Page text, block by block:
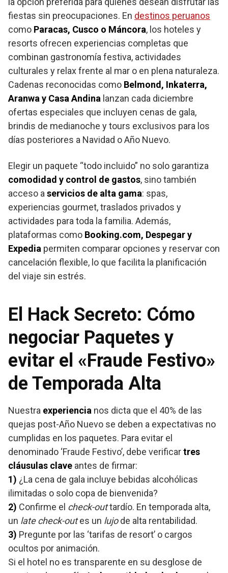
fiestas sin preocupaciones. En destinos peruanos
como Paracas, Cusco o Máncora, los hoteles y
resorts ofrecen experiencias completas que
combinan gastronomía festiva, actividades
culturales y relax frente al mar o en plena naturaleza.
Cadenas reconocidas como Belmond, Inkaterra,
Aranwa y Casa Andina lanzan cada diciembre
ofertas especiales que incluyen cenas de gala,
brindis de medianoche y tours exclusivos para los
días posteriores a Navidad o Año Nuevo.
Elegir un paquete “todo incluido” no solo garantiza
comodidad y control de gastos, sino también
acceso a servicios de alta gama: spas,
experiencias gourmet, traslados privados y
actividades para toda la familia. Además,
plataformas como Booking.com, Despegar y
Expedia permiten comparar opciones y reservar con
cancelación flexible, lo que facilita la planificación
del viaje sin estrés.
El Hack Secreto: Cómo
negociar Paquetes y
evitar el «Fraude Festivo»
de Temporada Alta
Nuestra experiencia nos dicta que el 40% de las
quejas post-Año Nuevo se deben a expectativas no
cumplidas en los paquetes. Para evitar el
denominado ‘Fraude Festivo’, debe verificartres
cláusulas clave antes de firmar:
1) ¿La cena de gala incluye bebidas alcohólicas
ilimitadas o solo copa de bienvenida?
2) Confirme el check-outtardío. En temporada alta,
un late check-outes un lujode alta rentabilidad.
3) Pregunte por las ‘tarifas de resort’ o cargos
ocultos por animación.
Si el hotel no es transparente en su desglose de